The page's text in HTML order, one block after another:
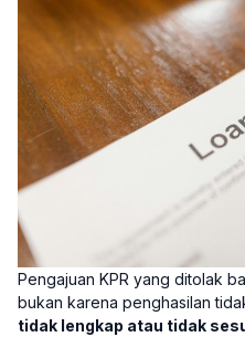
Pengajuan KPR yang ditolak
bukan karena penghasilan
tidak lengkap atau tidak